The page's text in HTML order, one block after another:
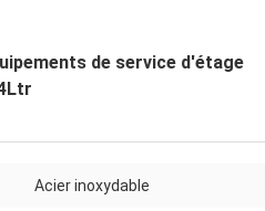
de service d'étage
Acier inoxydable